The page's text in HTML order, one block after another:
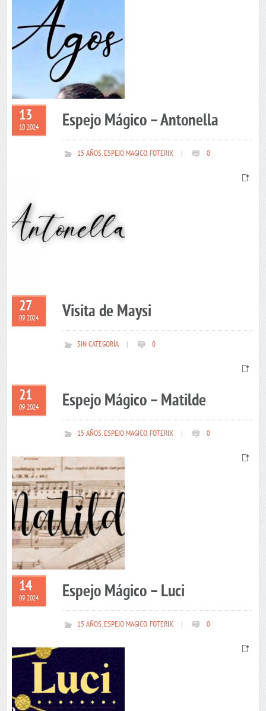
13
10 2024 Espejo Mágico – Antonella
15 AÑOS,ESPEJO MAGICO,FOTERIX 0
27
09 2024 Visita de Maysi
SIN CATEGORÍA 0
21
09 2024 Espejo Mágico – Matilde
15 AÑOS,ESPEJO MAGICO,FOTERIX 0
14
09 2024 Espejo Mágico – Luci
15 AÑOS,ESPEJO MAGICO,FOTERIX 0